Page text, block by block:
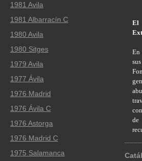
El
En
de
1981 Avila
1981 Albarracín C
1980 Avila
1980 Sitges
1979 Avila
1977 Ávila
1976 Madrid
1976 Ávila C
1976 Astorga
1976 Madrid C
1975 Salamanca